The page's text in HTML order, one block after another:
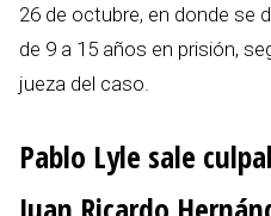
26 de octubre, en donde se
de 9 a 15 años en prisión,
jueza del caso.
Pablo Lyle sale